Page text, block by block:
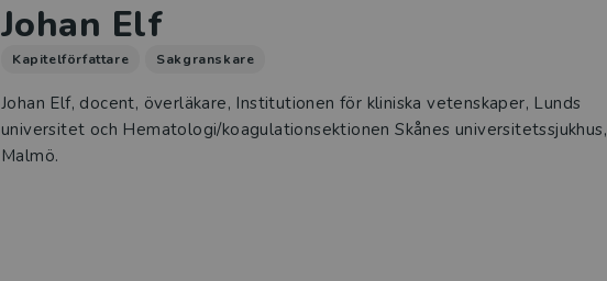
Johan Elf
Kapitelförfattare Sakgranskare
Johan Elf, docent, överläkare, Institutionen för kliniska vetenskaper, Lunds
universitet och Hematologi/koagulationsektionen Skånes universitetssjukhus,
Malmö.